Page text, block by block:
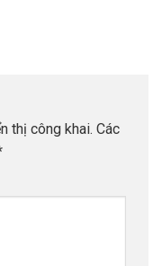
thị công khai. Các